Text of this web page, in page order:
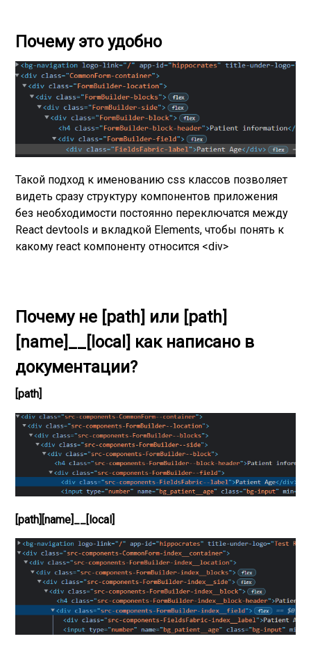
Почему это удобно
Такой подход к именованию css классов позволяет
видеть сразу структуру компонентов приложения
без необходимости постоянно переключатся между
React devtools и вкладкой Elements, чтобы понять к
какому react компоненту относится <div>
Почему не [path] или [path]
[name]__[local] как написано в
документации?
[path]
[path][name]__[local]